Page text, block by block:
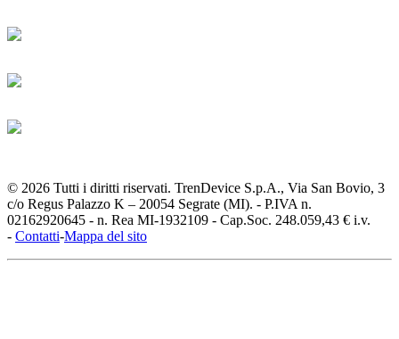
© 2026 Tutti i diritti riservati. TrenDevice S.p.A., Via San Bovio, 3
c/o Regus Palazzo K – 20054 Segrate (MI). - P.IVA n.
02162920645 - n. Rea MI-1932109 - Cap.Soc. 248.059,43 € i.v.
- Contatti-Mappa del sito